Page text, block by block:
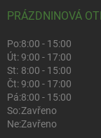
PRÁZDNINOVÁ
Po:8:00 - 15:00
Út:9:00 - 17:00
St: 8:00 - 15:00
Čt:9:00 - 17:00
Pá:8:00 - 15:00
So:Zavřeno
Ne:Zavřeno